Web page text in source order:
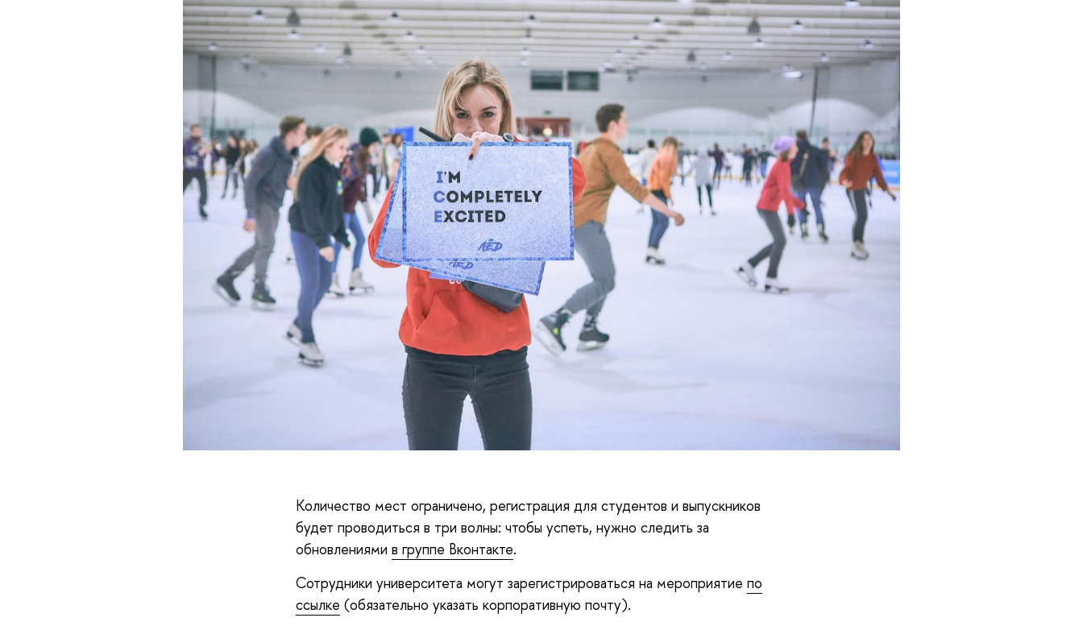
Количество мест ограничено, регистрация для студентов и выпускников
будет проводиться в три волны: чтобы успеть, нужно следить за
обновлениями в группе Вконтакте.
Сотрудники университета могут зарегистрироваться на мероприятие по
ссылке (обязательно указать корпоративную почту).